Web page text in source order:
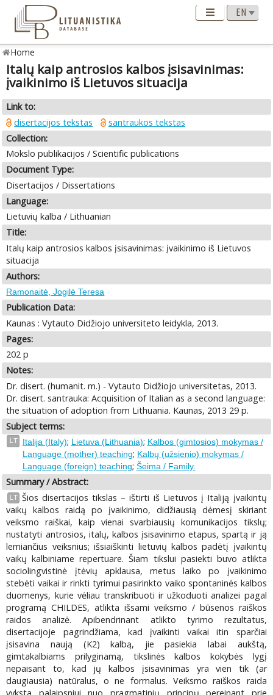
Home
Italų kaip antrosios kalbos įsisavinimas:
įvaikinimo iš Lietuvos situacija
Link to:
disertacijos tekstas
santraukos tekstas
Collection:
Mokslo publikacijos / Scientific publications
Document Type:
Disertacijos / Dissertations
Language:
Lietuvių kalba / Lithuanian
Title:
Italų kaip antrosios kalbos įsisavinimas: įvaikinimo iš Lietuvos
situacija
Authors:
Ramonaitė, Jogilė Teresa
Publication Data:
Kaunas : Vytauto Didžiojo universiteto leidykla, 2013.
Pages:
202 p
Notes:
Dr. disert. (humanit. m.) - Vytauto Didžiojo universitetas, 2013.
Dr. disert. santrauka: Acquisition of Italian as a second language:
the situation of adoption from Lithuania. Kaunas, 2013 29 p.
Subject terms:
LT Italija (Italy); Lietuva (Lithuania); Kalbos (gimtosios) mokymas /
Language (mother) teaching; Kalbų (užsienio) mokymas /
Language (foreign) teaching; Šeima / Family.
Summary / Abstract:
LT Šios disertacijos tikslas – ištirti iš Lietuvos į Italiją įvaikintų
vaikų kalbos raidą po įvaikinimo, didžiausią dėmesį skiriant
veiksmo raiškai, kaip vienai svarbiausių komunikacijos tikslų;
nustatyti antrosios, italų, kalbos įsisavinimo etapus, spartą ir ją
lemiančius veiksnius; išsiaiškinti lietuvių kalbos padėtį įvaikintų
vaikų kalbiniame repertuare. Šiam tikslui pasiekti buvo atlikta
sociolingvistinė įtėvių apklausa, metus laiko po įvaikinimo
stebėti vaikai ir rinkti tyrimui pasirinkto vaiko spontaninės kalbos
duomenys, kurie vėliau transkribuoti ir užkoduoti analizei pagal
programą CHILDES, atlikta išsami veiksmo / būsenos raiškos
raidos analizė. Apibendrinant atlikto tyrimo rezultatus,
disertacijoje pagrindžiama, kad įvaikinti vaikai itin sparčiai
įsisavina naują (K2) kalbą, jie pasiekia labai aukštą,
gimtakalbiams prilyginamą, tikslinės kalbos kokybės lygį
nepaisant to, kad jų kalbos įsisavinimas yra vien tik (ar
daugiausia) natūralus, o ne formalus. Veiksmo raiškos raida